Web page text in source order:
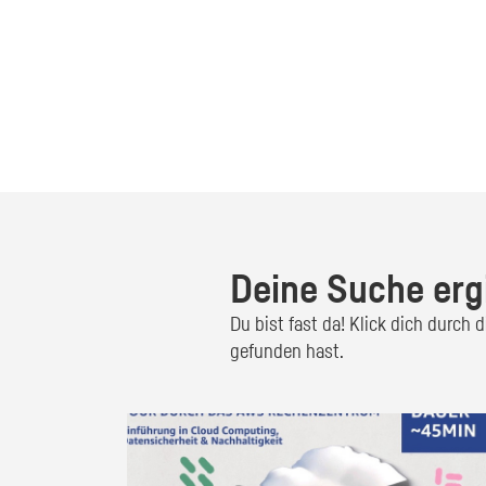
Deine Suche
Du bist fast da! Klick dich durch
gefunden hast.